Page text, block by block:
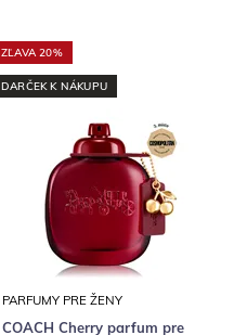
ZĽAVA 20%
DARČEK K NÁKUPU
PARFUMY PRE ŽENY
COACH Cherry parfum pre